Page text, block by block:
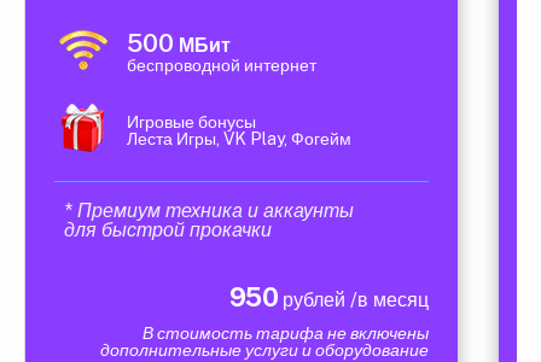
500 МБит
беспроводной интернет
Игровые бонусы
Леста Игры, VK Play, Фогейм
* Премиум техника и аккаунты
для быстрой прокачки
950 рублей /в месяц
В стоимость тарифа не включены
дополнительные услуги и оборудование